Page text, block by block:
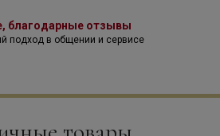
благодарные отзывы
подход в общении и сервисе